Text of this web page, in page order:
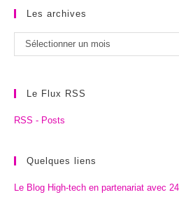
Les archives
Les
archives
Sélectionner un mois
Le Flux RSS
RSS - Posts
Quelques liens
Le Blog High-tech en partenariat avec